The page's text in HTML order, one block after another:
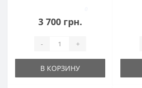
3 700 грн.
- +
В КОРЗИНУ